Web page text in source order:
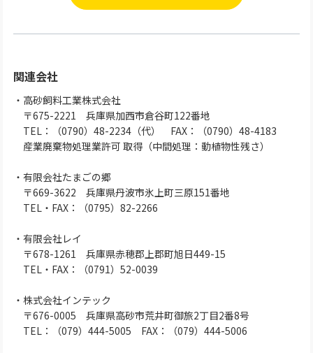
関連会社
・高砂飼料工業株式会社
〒675-2221 兵庫県加西市倉谷町122番地
TEL：（0790）48-2234（代） FAX：（0790）48-4183
産業廃棄物処理業許可 取得（中間処理：動植物性残さ）
・有限会社たまごの郷
〒669-3622 兵庫県丹波市氷上町三原151番地
TEL・FAX：（0795）82-2266
・有限会社レイ
〒678-1261 兵庫県赤穂郡上郡町旭日449-15
TEL・FAX：（0791）52-0039
・株式会社インテック
〒676-0005 兵庫県高砂市荒井町御旅2丁目2番8号
TEL：（079）444-5005 FAX：（079）444-5006